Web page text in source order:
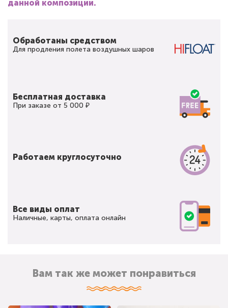
данной композиции.
Обработаны средством
Для продления полета воздушных шаров
Бесплатная доставка
При заказе от 5 000 ₽
Работаем круглосуточно
Все виды оплат
Наличные, карты, оплата онлайн
Вам так же может понравиться